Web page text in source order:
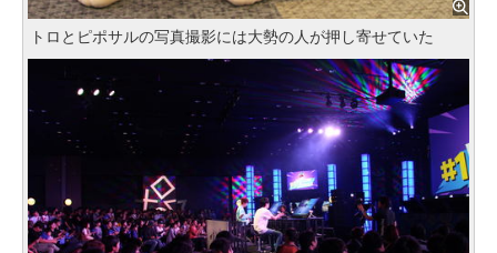
トロとピポサルの写真撮影には大勢の人が押し寄せていた